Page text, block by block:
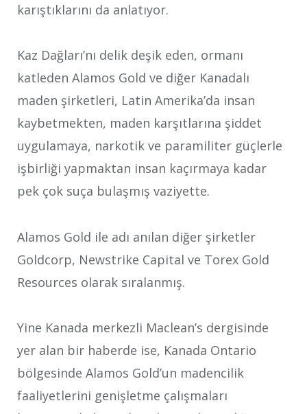
karıştıklarını da anlatıyor.
Kaz Dağları’nı delik deşik eden, ormanı
katleden Alamos Gold ve diğer Kanadalı
maden şirketleri, Latin Amerika’da insan
kaybetmekten, maden karşıtlarına şiddet
uygulamaya, narkotik ve paramiliter güçlerle
işbirliği yapmaktan insan kaçırmaya kadar
pek çok suça bulaşmış vaziyette.
Alamos Gold ile adı anılan diğer şirketler
Goldcorp, Newstrike Capital ve Torex Gold
Resources olarak sıralanmış.
Yine Kanada merkezli Maclean’s dergisinde
yer alan bir haberde ise, Kanada Ontario
bölgesinde Alamos Gold’un madencilik
faaliyetlerini genişletme çalışmaları